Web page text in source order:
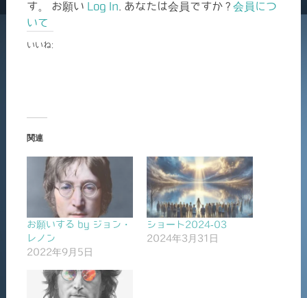
す。 お願い Log In . あなたは会員ですか ? 会員につ
いて
いいね:
関連
お願いする by ジョン・
レノン
2022年9月5日
ショート2024-03
2024年3月31日